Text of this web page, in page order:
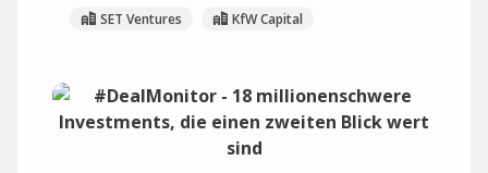
SET Ventures
KfW Capital